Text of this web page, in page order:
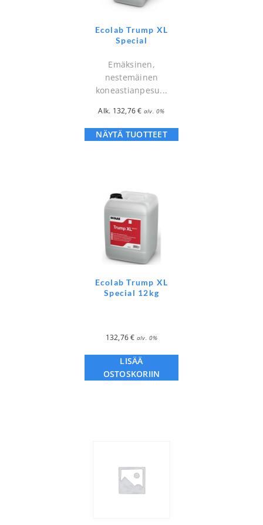
Ecolab Trump XL
Special
Emäksinen,
nestemäinen
koneastianpesu...
Alk. 132,76€ alv. 0%
NÄYTÄ TUOTTEET
Ecolab Trump XL
Special 12kg
132,76€ alv. 0%
LISÄÄ
OSTOSKORIIN